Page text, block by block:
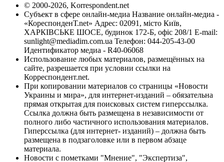
© 2000-2026, Korrespondent.net
Субъект в сфере онлайн-медиа Название онлайн-медиа -
«КореспонденТ.net» Адрес: 02091, місто Київ,
ХАРКІВСЬКЕ ШОСЕ, будинок 172-Б, офіс 208/1 E-mail:
sunlight@mediadim.com.ua Телефон: 044-205-43-00
Идентификатор медиа - R40-06068
Использование любых материалов, размещённых на
сайте, разрешается при условии ссылки на
Корреспондент.net.
При копировании материалов со страницы «Новости
Украины и мира», для интернет-изданий – обязательна
прямая открытая для поисковых систем гиперссылка.
Ссылка должна быть размещена в независимости от
полного либо частичного использования материалов.
Гиперссылка (для интернет- изданий) – должна быть
размещена в подзаголовке или в первом абзаце
материала.
Новости с пометками "Мнение", "Экспертиза",